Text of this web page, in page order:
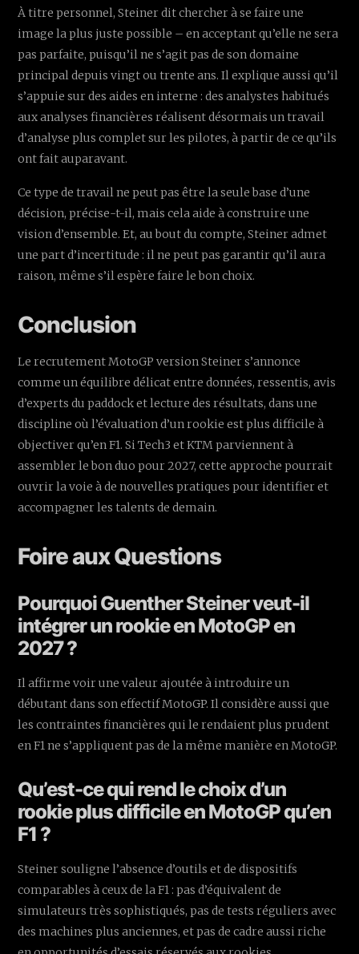
À titre personnel, Steiner dit chercher à se faire une
image la plus juste possible – en acceptant qu’elle ne sera
pas parfaite, puisqu’il ne s’agit pas de son domaine
principal depuis vingt ou trente ans. Il explique aussi qu’il
s’appuie sur des aides en interne : des analystes habitués
aux analyses financières réalisent désormais un travail
d’analyse plus complet sur les pilotes, à partir de ce qu’ils
ont fait auparavant.
Ce type de travail ne peut pas être la seule base d’une
décision, précise-t-il, mais cela aide à construire une
vision d’ensemble. Et, au bout du compte, Steiner admet
une part d’incertitude : il ne peut pas garantir qu’il aura
raison, même s’il espère faire le bon choix.
Conclusion
Le recrutement MotoGP version Steiner s’annonce
comme un équilibre délicat entre données, ressentis, avis
d’experts du paddock et lecture des résultats, dans une
discipline où l’évaluation d’un rookie est plus difficile à
objectiver qu’en F1. Si Tech3 et KTM parviennent à
assembler le bon duo pour 2027, cette approche pourrait
ouvrir la voie à de nouvelles pratiques pour identifier et
accompagner les talents de demain.
Foire aux Questions
Pourquoi Guenther Steiner veut-il
intégrer un rookie en MotoGP en
2027 ?
Il affirme voir une valeur ajoutée à introduire un
débutant dans son effectif MotoGP. Il considère aussi que
les contraintes financières qui le rendaient plus prudent
en F1 ne s’appliquent pas de la même manière en MotoGP.
Qu’est-ce qui rend le choix d’un
rookie plus difficile en MotoGP qu’en
F1 ?
Steiner souligne l’absence d’outils et de dispositifs
comparables à ceux de la F1 : pas d’équivalent de
simulateurs très sophistiqués, pas de tests réguliers avec
des machines plus anciennes, et pas de cadre aussi riche